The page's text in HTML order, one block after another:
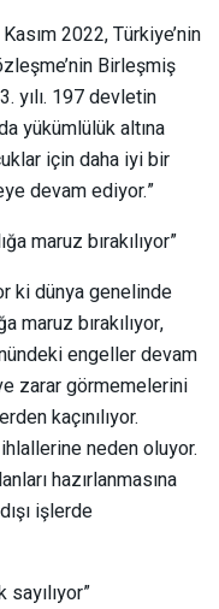
2022, Türkiye’nin
Birleşmiş
yılı. 197 devletin
yükümlülük altına
için daha iyi bir
devam ediyor.”
maruz bırakılıyor”
ki dünya genelinde
maruz bırakılıyor,
engeller devam
zarar görmemelerini
kaçınılıyor.
neden oluyor.
hazırlanmasına
işlerde